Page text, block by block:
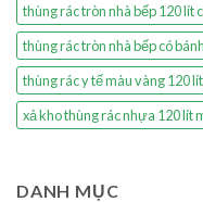
thùng rác tròn nhà bếp 120 lít
thùng rác tròn nhà bếp có
thùng rác y tế màu vàng 120 lít
xả kho thùng rác nhựa 120 lít
DANH MỤC